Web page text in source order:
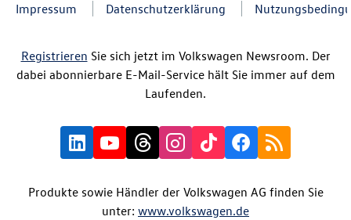
Impressum Datenschutzerklärung
Registrieren Sie sich jetzt im Volkswagen Newsroom. Der
dabei abonnierbare E-Mail-Service hält Sie immer auf dem
Laufenden.
Produkte sowie Händler der Volkswagen AG finden Sie
unter: www.volkswagen.de